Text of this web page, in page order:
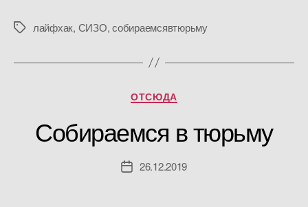
Меткилайфхак, СИЗО,собираемсявтюрьму
Рубрики
ОТСЮДА
Собираемся в тюрьму
Дата26.12.2019